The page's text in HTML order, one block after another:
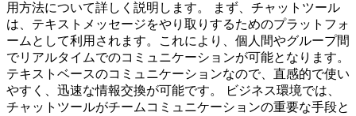
用方法について詳しく説明します。 まず、チャットツール
は、テキストメッセージをやり取りするためのプラットフォ
ームとして利用されます。これにより、個人間やグループ間
でリアルタイムでのコミュニケーションが可能となります。
テキストベースのコミュニケーションなので、直感的で使い
やすく、迅速な情報交換が可能です。 ビジネス環境では、
チャットツールがチームコミュニケーションの重要な手段と